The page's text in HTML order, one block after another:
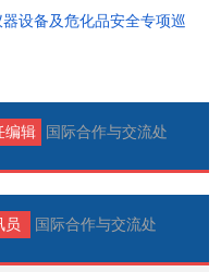
设备及危化品安全专项巡
编辑 国际合作与交流处
员 国际合作与交流处